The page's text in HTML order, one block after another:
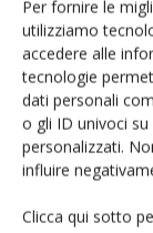
Per fornire le
utilizziamo
accedere alle
tecnologie
dati personali
o gli ID univoci
personalizzati.
influire
Clicca qui sotto
NOTIZIE DALLE
DiRedazione VVQ 24